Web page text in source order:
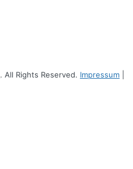
. All Rights Reserved. Impressum